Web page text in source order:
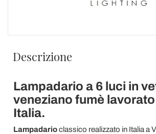
Descrizione
Lampadario a 6 luci in
veneziano fumè
Italia.
Lampadarioclassico realizzato in Italia a